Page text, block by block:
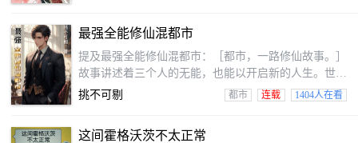
最强全能修仙混都市
提及最强全能修仙混都市：［都市，一路修仙故事。］
故事讲述着三个人的无能，也能以开启新的人生。世上
无难事只怕有心人，只要你相信就因为你在不这也，最
挑不可剔 都市 连载 1404人在看
这间霍格沃茨不太正常